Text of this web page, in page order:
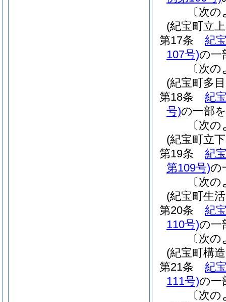
〔次
(紀宝町立
第17条
紀
107号)の一
〔次
(紀宝町多
第18条
紀
号)の一部
〔次
(紀宝町立
第19条
紀
第109号)の
〔次
(紀宝町生
第20条
紀
110号)の一
〔次
(紀宝町構
第21条
紀
111号)の一
〔次